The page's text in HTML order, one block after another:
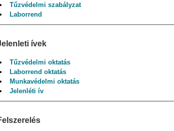
Tűzvédelmi szabályzat
Laborrend
ívek
Tűzvédelmi oktatás
Laborrend oktatás
Munkavédelmi oktatás
Jelenléti ív